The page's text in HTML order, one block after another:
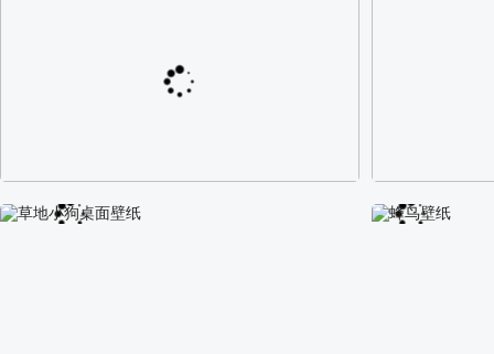
阿尔卑斯山区自然风景壁纸 校园长发可爱